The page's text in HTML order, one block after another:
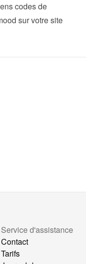
codes de
sur votre site
Service d'assistance
Contact
Tarifs